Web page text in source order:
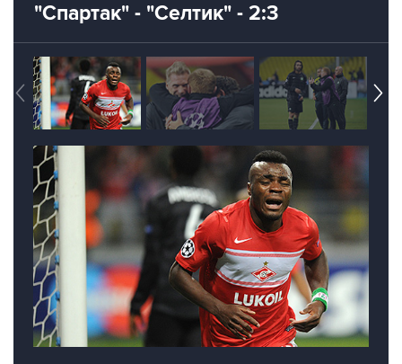
"Спартак" - "Селтик" - 2:3